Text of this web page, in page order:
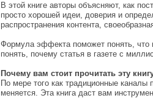
В этой книге авторы объясняют, как
просто хорошей идеи, доверия и
распространения контента,
Формула эффекта поможет понять, что
понять, почему статья в газете с
Почему вам стоит прочитать эту
По мере того как традиционные
меняется. Эта книга даст вам